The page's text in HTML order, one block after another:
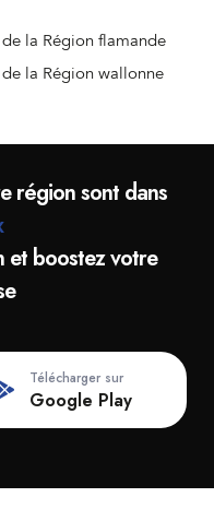
la Région flamande
la Région wallonne
région sont dans
et boostez votre
Télécharger sur
Google Play